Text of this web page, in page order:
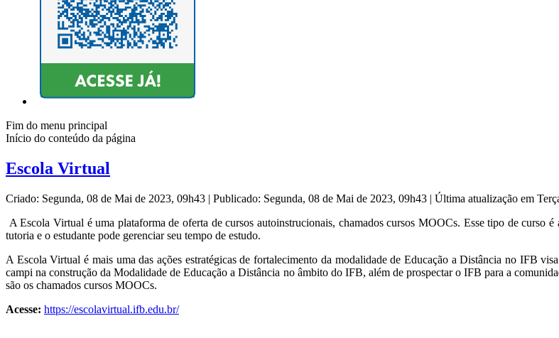
Fim do menu principal
Início do conteúdo da página
Escola Virtual
Criado: Segunda, 08 de Mai de 2023, 09h43 | Publicado: Segunda, 08 de Mai de 2023, 09h43 | Última atualização em
A Escola Virtual é uma plataforma de oferta de cursos autoinstrucionais, chamados cursos MOOCs. Esse tipo de curso
tutoria e o estudante pode gerenciar seu tempo de estudo.
A Escola Virtual é mais uma das ações estratégicas de fortalecimento da modalidade de Educação a Distância no IFB
campi na construção da Modalidade de Educação a Distância no âmbito do IFB, além de prospectar o IFB para a
são os chamados cursos MOOCs.
Acesse: https://escolavirtual.ifb.edu.br/